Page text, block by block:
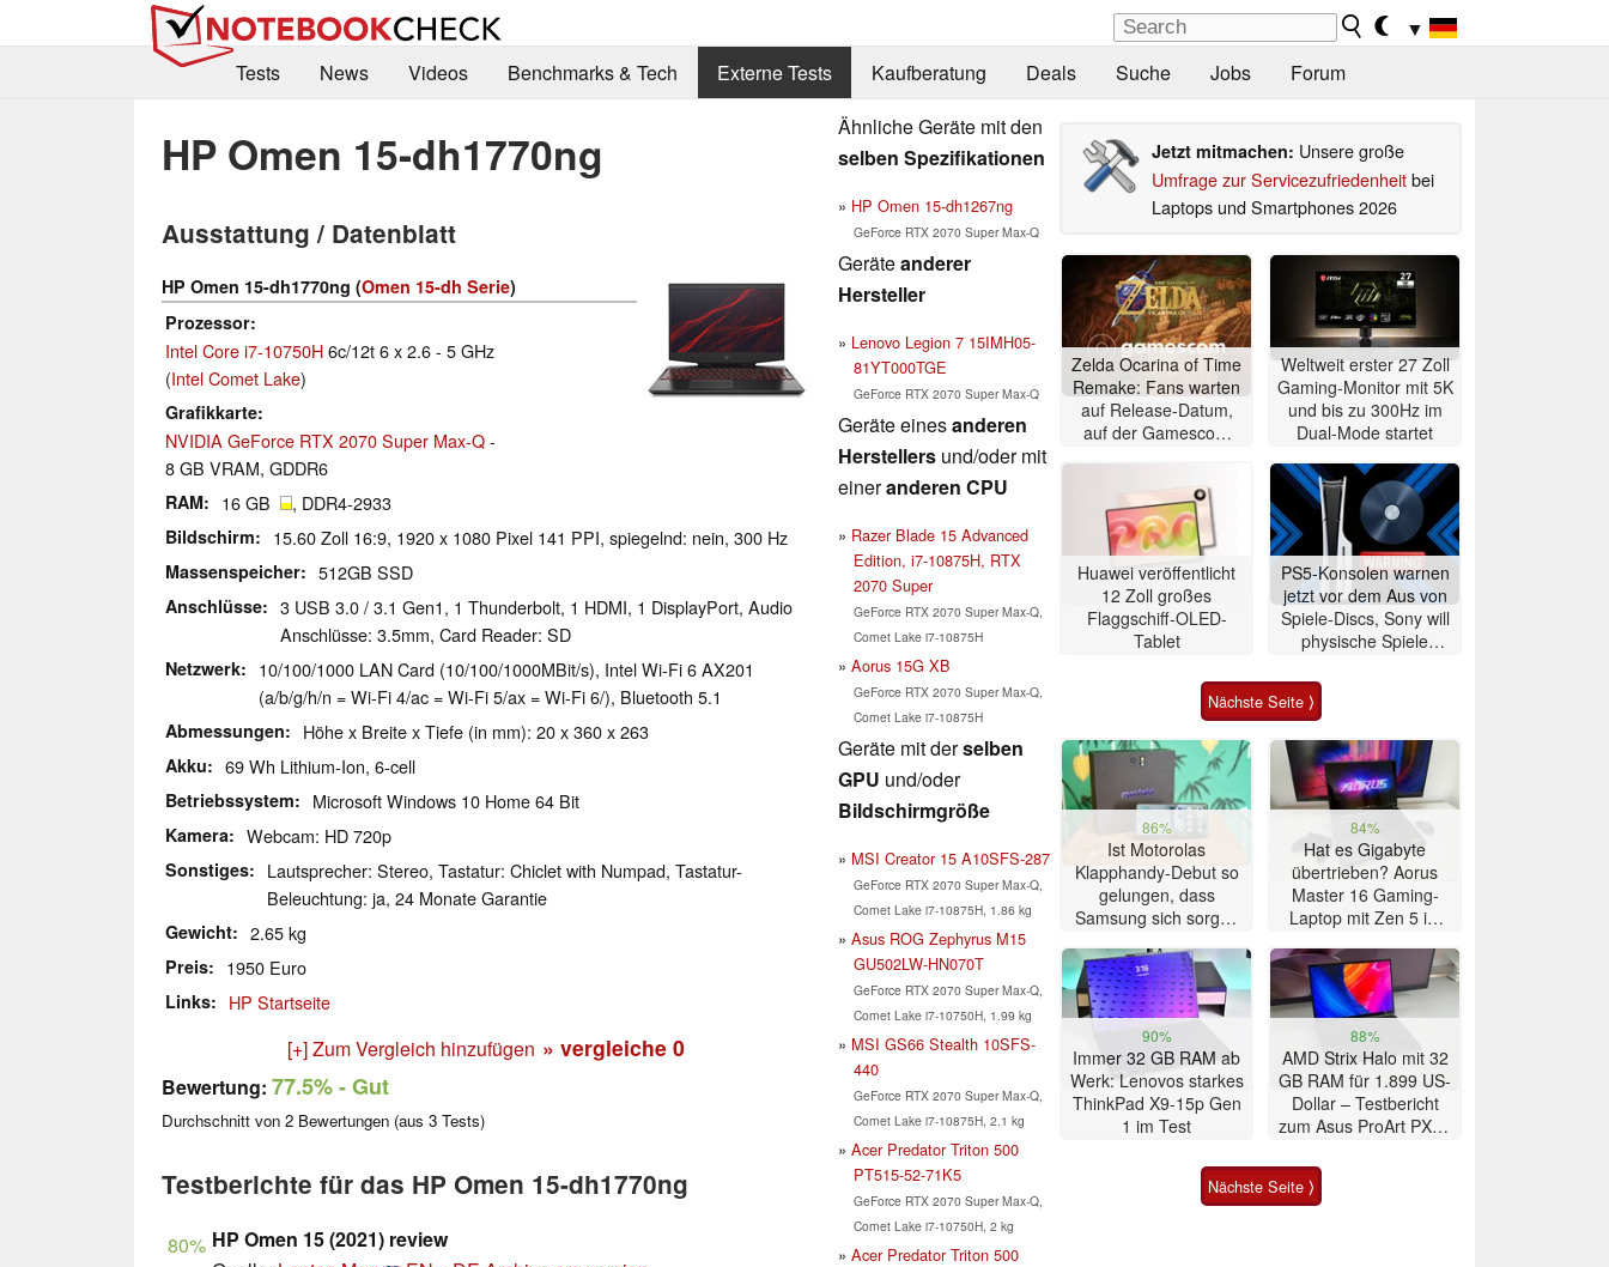
▼
Tests
News Videos Benchmarks & Tech Externe Tests Kaufberatung Deals Suche Jobs Forum
HP Omen 15-dh1770ng
Ausstattung / Datenblatt
HP Omen 15-dh1770ng (Omen 15-dh Serie)
Prozessor
Intel Core i7-10750H6c/12t 6 x 2.6 - 5 GHz
(Intel Comet Lake)
Grafikkarte
NVIDIA GeForce RTX 2070 Super Max-Q-
8 GB VRAM, GDDR6
RAM 16 GB , DDR4-2933
Bildschirm 15.60 Zoll 16:9, 1920 x 1080 Pixel 141 PPI, spiegelnd: nein, 300 Hz
Massenspeicher 512GB SSD
Anschlüsse
3 USB 3.0 / 3.1 Gen1, 1 Thunderbolt, 1 HDMI, 1 DisplayPort, Audio
Anschlüsse: 3.5mm, Card Reader: SD
Netzwerk
10/100/1000 LAN Card (10/100/1000MBit/s), Intel Wi-Fi 6 AX201
(a/b/g/h/n = Wi-Fi 4/ac = Wi-Fi 5/ax = Wi-Fi 6/), Bluetooth 5.1
Abmessungen Höhe x Breite x Tiefe (in mm): 20 x 360 x 263
Akku 69 Wh Lithium-Ion, 6-cell
Betriebssystem Microsoft Windows 10 Home 64 Bit
Kamera Webcam: HD 720p
Sonstiges
Lautsprecher: Stereo, Tastatur: Chiclet with Numpad, Tastatur-
Beleuchtung: ja, 24 Monate Garantie
Gewicht 2.65 kg
Preis 1950 Euro
Links HP Startseite
[+] Zum Vergleich hinzufügen » vergleiche 0
Bewertung: 77.5%- Gut
Durchschnitt von 2 Bewertungen (aus 3 Tests)
Testberichte für das HP Omen 15-dh1770ng
80% HP Omen 15 (2021) review
Ähnliche Geräte mit den
selben Spezifikationen
HP Omen 15-dh1267ng
GeForce RTX 2070 Super Max-Q
Geräteanderer
Hersteller
Lenovo Legion 7 15IMH05-
81YT000TGE
GeForce RTX 2070 Super Max-Q
Geräte einesanderen
Herstellers und/oder mit
eineranderen CPU
Razer Blade 15 Advanced
Edition, i7-10875H, RTX
2070 Super
GeForce RTX 2070 Super Max-Q,
Comet Lake i7-10875H
Aorus 15G XB
GeForce RTX 2070 Super Max-Q,
Comet Lake i7-10875H
Geräte mit derselben
GPU und/oder
Bildschirmgröße
MSI Creator 15 A10SFS-287
GeForce RTX 2070 Super Max-Q,
Comet Lake i7-10875H, 1.86 kg
Asus ROG Zephyrus M15
GU502LW-HN070T
GeForce RTX 2070 Super Max-Q,
Comet Lake i7-10750H, 1.99 kg
MSI GS66 Stealth 10SFS-
440
GeForce RTX 2070 Super Max-Q,
Comet Lake i7-10875H, 2.1 kg
Acer Predator Triton 500
PT515-52-71K5
GeForce RTX 2070 Super Max-Q,
Comet Lake i7-10750H, 2 kg
Acer Predator Triton 500
Jetzt mitmachen: Unsere große
Umfrage zur Servicezufriedenheitbei
Laptops und Smartphones 2026
Zelda Ocarina of Time
Remake: Fans warten
auf Release-Datum,
auf der Gamescom
Weltweit erster 27 Zoll
Gaming-Monitor mit 5K
und bis zu 300Hz im
Dual-Mode startet
Huawei veröffentlicht
12 Zoll großes
Flaggschiff-OLED-
Tablet
PS5-Konsolen warnen
jetzt vor dem Aus von
Spiele-Discs, Sony will
physische Spiele
Nächste Seite ⟩
86%
Ist Motorolas
Klapphandy-Debut so
gelungen, dass
Samsung sich sorgen
Smartphone im Test
84%
Hat es Gigabyte
übertrieben? Aorus
Master 16 Gaming-
Laptop mit Zen 5 im
90%
Immer 32 GB RAM ab
Werk: Lenovos starkes
ThinkPad X9-15p Gen
1 im Test
88%
AMD Strix Halo mit 32
GB RAM für 1.899 US-
Dollar – Testbericht
zum Asus ProArt PX13
Nächste Seite ⟩